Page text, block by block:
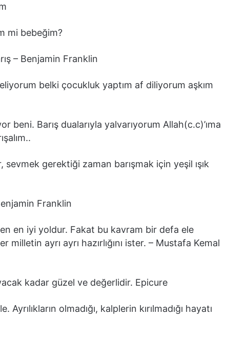
mi bebeğim?
– Benjamin Franklin
belki çocukluk yaptım af diliyorum aşkım
Barış dualarıyla yalvarıyorum Allah(c.c)’ıma
gerektiği zaman barışmak için yeşil ışık
Franklin
en iyi yoldur. Fakat bu kavram bir defa ele
ayrı ayrı hazırlığını ister. – Mustafa Kemal
kadar güzel ve değerlidir. Epicure
olmadığı, kalplerin kırılmadığı hayatı